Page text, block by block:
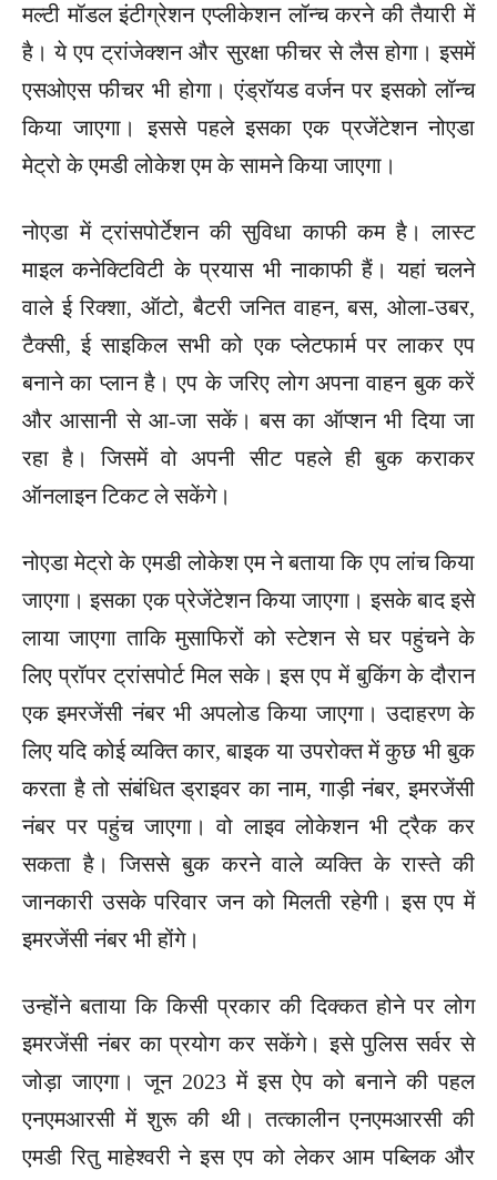
मल्टी मॉडल इंटीग्रेशन एप्लीकेशन लॉन्च करने की तैयारी में
है। ये एप ट्रांजेक्शन और सुरक्षा फीचर से लैस होगा। इसमें
एसओएस फीचर भी होगा। एंड्रॉयड वर्जन पर इसको लॉन्च
किया जाएगा। इससे पहले इसका एक प्रजेंटेशन नोएडा
मेट्रो के एमडी लोकेश एम के सामने किया जाएगा।
नोएडा में ट्रांसपोर्टेशन की सुविधा काफी कम है। लास्ट
माइल कनेक्टिविटी के प्रयास भी नाकाफी हैं। यहां चलने
वाले ई रिक्शा, ऑटो, बैटरी जनित वाहन, बस, ओला-उबर,
टैक्सी, ई साइकिल सभी को एक प्लेटफार्म पर लाकर एप
बनाने का प्लान है। एप के जरिए लोग अपना वाहन बुक करें
और आसानी से आ-जा सकें। बस का ऑप्शन भी दिया जा
रहा है। जिसमें वो अपनी सीट पहले ही बुक कराकर
ऑनलाइन टिकट ले सकेंगे।
नोएडा मेट्रो के एमडी लोकेश एम ने बताया कि एप लांच किया
जाएगा। इसका एक प्रेजेंटेशन किया जाएगा। इसके बाद इसे
लाया जाएगा ताकि मुसाफिरों को स्टेशन से घर पहुंचने के
लिए प्रॉपर ट्रांसपोर्ट मिल सके। इस एप में बुकिंग के दौरान
एक इमरजेंसी नंबर भी अपलोड किया जाएगा। उदाहरण के
लिए यदि कोई व्यक्ति कार, बाइक या उपरोक्त में कुछ भी बुक
करता है तो संबंधित ड्राइवर का नाम, गाड़ी नंबर, इमरजेंसी
नंबर पर पहुंच जाएगा। वो लाइव लोकेशन भी ट्रैक कर
सकता है। जिससे बुक करने वाले व्यक्ति के रास्ते की
जानकारी उसके परिवार जन को मिलती रहेगी। इस एप में
इमरजेंसी नंबर भी होंगे।
उन्होंने बताया कि किसी प्रकार की दिक्कत होने पर लोग
इमरजेंसी नंबर का प्रयोग कर सकेंगे। इसे पुलिस सर्वर से
जोड़ा जाएगा। जून 2023 में इस ऐप को बनाने की पहल
एनएमआरसी में शुरू की थी। तत्कालीन एनएमआरसी की
एमडी रितु माहेश्वरी ने इस एप को लेकर आम पब्लिक और